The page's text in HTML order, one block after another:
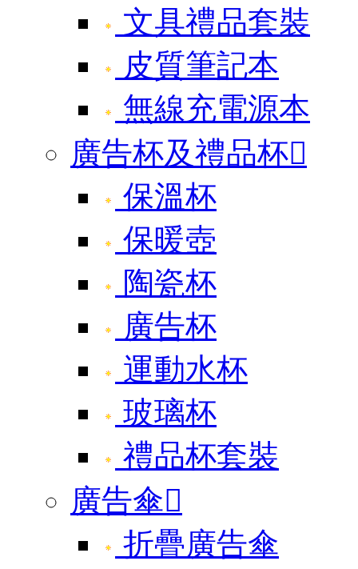
文具禮品套裝
皮質筆記本
無線充電源本
廣告杯及禮品杯
保溫杯
保暖壺
陶瓷杯
廣告杯
運動水杯
玻璃杯
禮品杯套裝
廣告傘
折疊廣告傘